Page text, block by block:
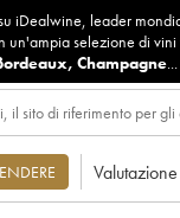
iDealwine, leader
un'ampia selezione di vini
, Champagne...
Valutazione